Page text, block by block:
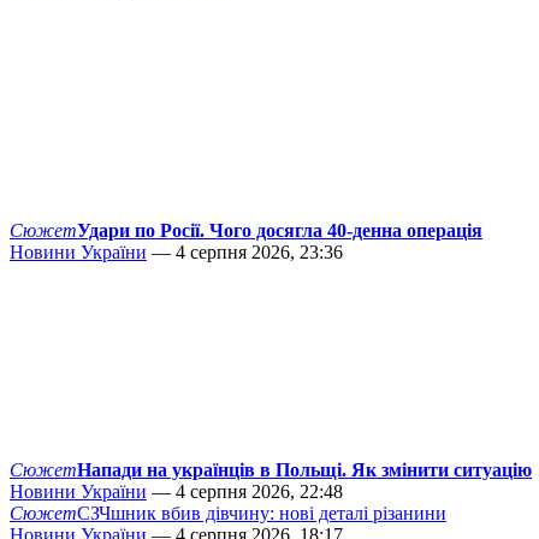
СюжетУдари по Росії. Чого досягла 40-денна операція
Новини України — 4 серпня 2026, 23:36
СюжетНапади на українців в Польщі. Як змінити ситуацію
Новини України — 4 серпня 2026, 22:48
СюжетСЗЧшник вбив дівчину: нові деталі різанини